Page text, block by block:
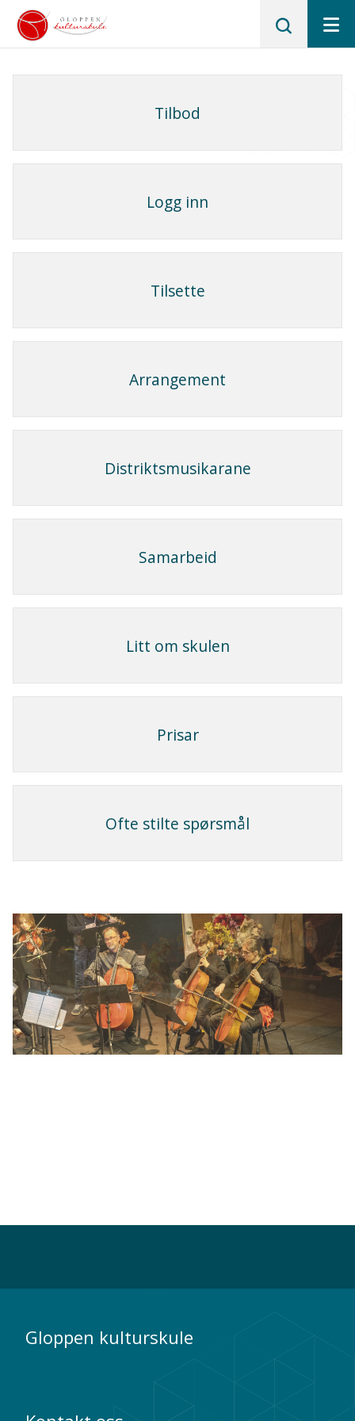
Gloppen
kulturskule
Tilbod
Logg inn
Tilsette
Arrangement
Distriktsmusikarane
Samarbeid
Litt om skulen
Prisar
Ofte stilte spørsmål
Gloppen kulturskule